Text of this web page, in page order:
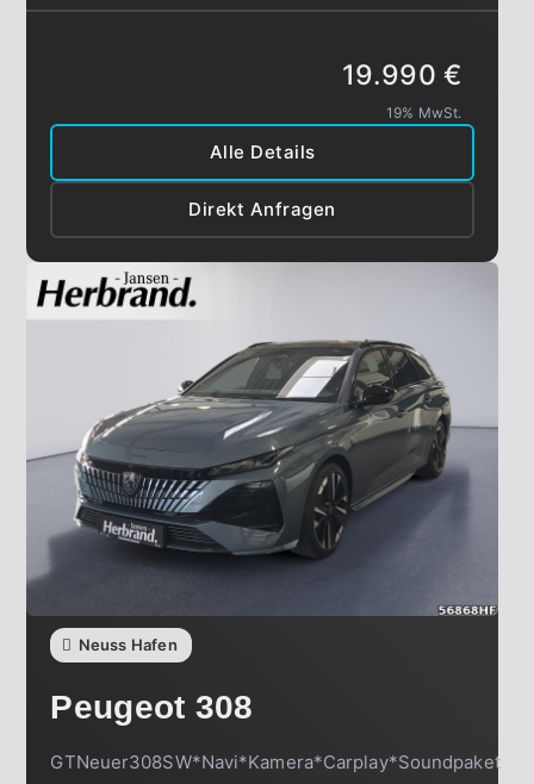
Alle Details
Direkt Anfragen
19.990 €
19% MwSt.
Neuss Hafen
Peugeot 308
GTNeuer308SW*Navi*Kamera*Carplay*Soundpaket